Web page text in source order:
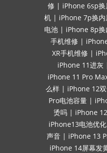
修 | iPhone 6sp换
机 | iPhone 7p换
电池 | iPhone 8p
手机维修 |
XR手机维修 |
iPhone 11进灰
iPhone 11 Pro
么样 | iPhone 12
Pro电池容量 |
烫吗 | iPhone
iPhone13电池优化
声音 | iPhone 13
iPhone 14屏幕发